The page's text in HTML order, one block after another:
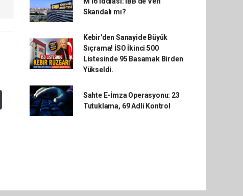
Skandalı mı?
Kebir'den Sanayide Büyük
Sıçrama! İSO İkinci 500
Listesinde 95 Basamak Birden
Yükseldi.
Sahte E-İmza Operasyonu: 23
Tutuklama, 69 Adli Kontrol